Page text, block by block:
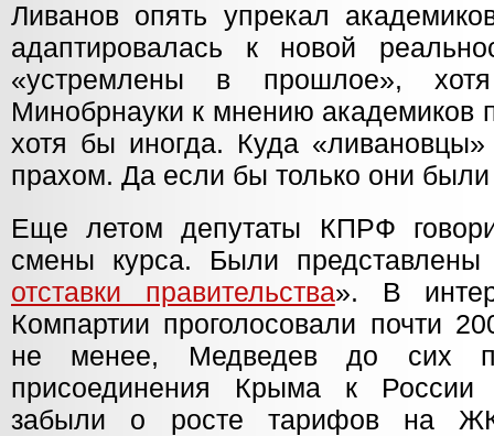
Ливанов опять упрекал
адаптировалась к новой
«устремлены в прошлое»,
Минобрнауки к мнению академиков
хотя бы иногда. Куда
прахом. Да если бы только они
Еще летом депутаты КПРФ
смены курса. Были представлены
отставки правительства». В
Компартии проголосовали почти
не менее, Медведев до сих
присоединения Крыма к России
забыли о росте тарифов на